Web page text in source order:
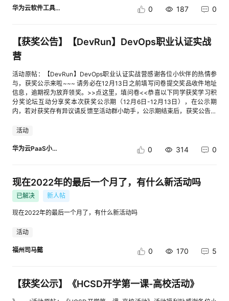
华为云软件工具链 0 187 0
【获奖公告】【DevRun】DevOps职业认证实战
营
活动原帖：【DevRun】DevOps职业认证实战营感谢各位小伙伴的热情参
与，获奖公示来啦~~~ 请务必在12月13日之前填写问卷提交奖品收件地址
信息，逾期视为放弃领奖。>>点这里，填问卷<<恭喜以下同学获奖学习积
分奖论坛互动分享奖本次获奖公示期（12月6日-12月13日），在公示期
内，若对获奖存有异议请反馈至活动群小助手，公示期结束后，获奖公告生
问，请联系活动群内活动小助手
活动
华为云PaaS小助手 0 314 0
现在2022年的最后一个月了，有什么新活动吗
已解决 新人帖
现在2022年的最后一个月了，有什么新活动吗
活动
福州司马懿 0 170 5
【获奖公示】《HCSD开学第一课-高校活动》